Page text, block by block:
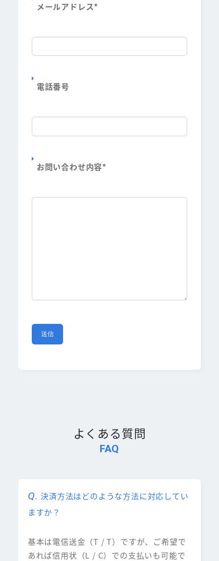
メールアドレス*
電話番号
お問い合わせ内容*
FAQ
よくある質問
決済方法はどのような方法に対応してい
ますか？
基本は電信送金（T / T）ですが、ご希望で
あれば信用状（L / C）での支払いも可能で